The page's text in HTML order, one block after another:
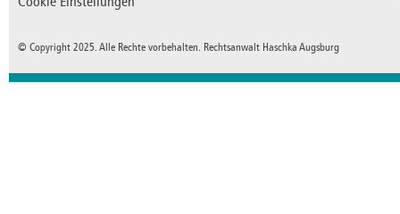
© Copyright 2025. Alle Rechte vorbehalten. Rechtsanwalt Haschka Augsburg